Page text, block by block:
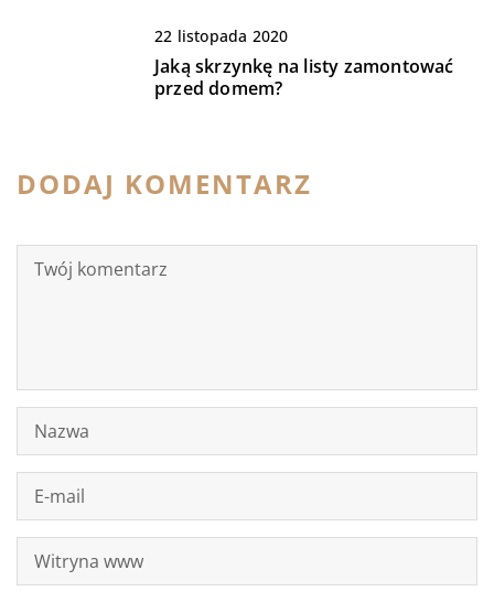
22 listopada 2020
Jaką skrzynkę na listy zamontować
przed domem?
DODAJ KOMENTARZ